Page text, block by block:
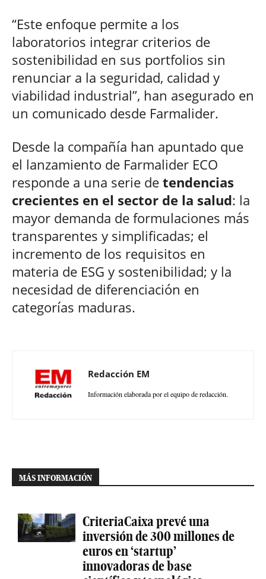
“Este enfoque permite a los
laboratorios integrar criterios de
sostenibilidad en sus portfolios sin
renunciar a la seguridad, calidad y
viabilidad industrial”, han asegurado en
un comunicado desde Farmalider.
Desde la compañía han apuntado que
el lanzamiento de Farmalider ECO
responde a una serie de tendencias
crecientes en el sector de la salud: la
mayor demanda de formulaciones más
transparentes y simplificadas; el
incremento de los requisitos en
materia de ESG y sostenibilidad; y la
necesidad de diferenciación en
categorías maduras.
Redacción EM
Información elaborada por el equipo de redacción.
MÁS INFORMACIÓN
CriteriaCaixa prevé una
inversión de 300 millones de
euros en ‘startup’
innovadoras de base